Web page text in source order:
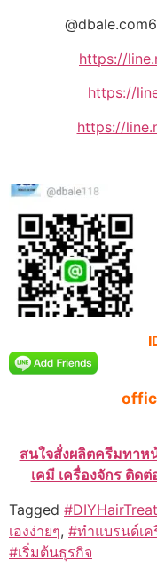
https://
https://
https://
สนใจสั่งผลิตครีมทา
เคมี เครื่องจักร ติด
Tagged
เองง่ายๆ, #ทำแบรนด์เค
#เริ่มต้นธุรกิจ